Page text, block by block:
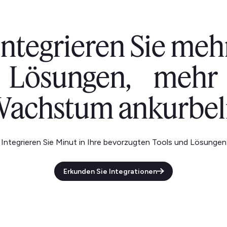
Sie
Lösungen, mehr
Integrieren Sie Minut in Ihre bevorzugten Tools und Lösungen
Erkunden Sie Integrationen